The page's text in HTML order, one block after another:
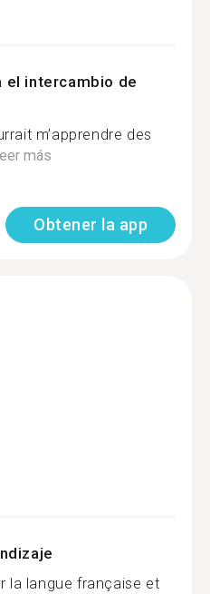
el intercambio de
m’apprendre des
más
Obtener la app
la langue française et